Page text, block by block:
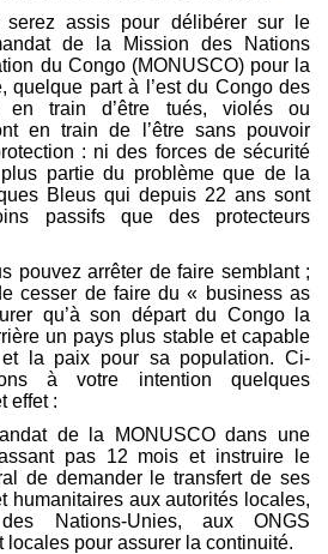
assis pour délibérer sur le
de la Mission des Nations
du Congo (MONUSCO) pour la
quelque part à l’est du Congo des
en train d’être tués, violés ou
en train de l’être sans pouvoir
: ni des forces de sécurité
partie du problème que de la
Bleus qui depuis 22 ans sont
passifs que des protecteurs
pouvez arrêter de faire semblant ;
cesser de faire du « business as
qu’à son départ du Congo la
un pays plus stable et capable
et la paix pour sa population. Ci-
à votre intention quelques
effet :
de la MONUSCO dans une
pas 12 mois et instruire le
de demander le transfert de ses
humanitaires aux autorités locales,
Nations-Unies, aux ONGS
locales pour assurer la continuité.